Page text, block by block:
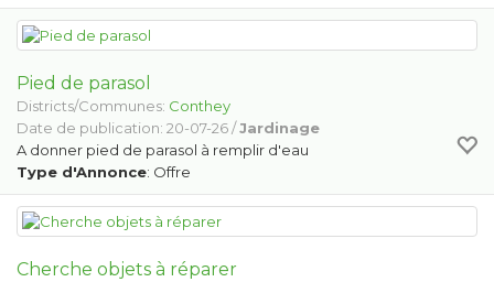
Pied de parasol
Districts/Communes: Conthey
Date de publication: 20-07-26 /Jardinage
A donner pied de parasol à remplir d'eau
Type d'Annonce: Offre
Cherche objets à réparer